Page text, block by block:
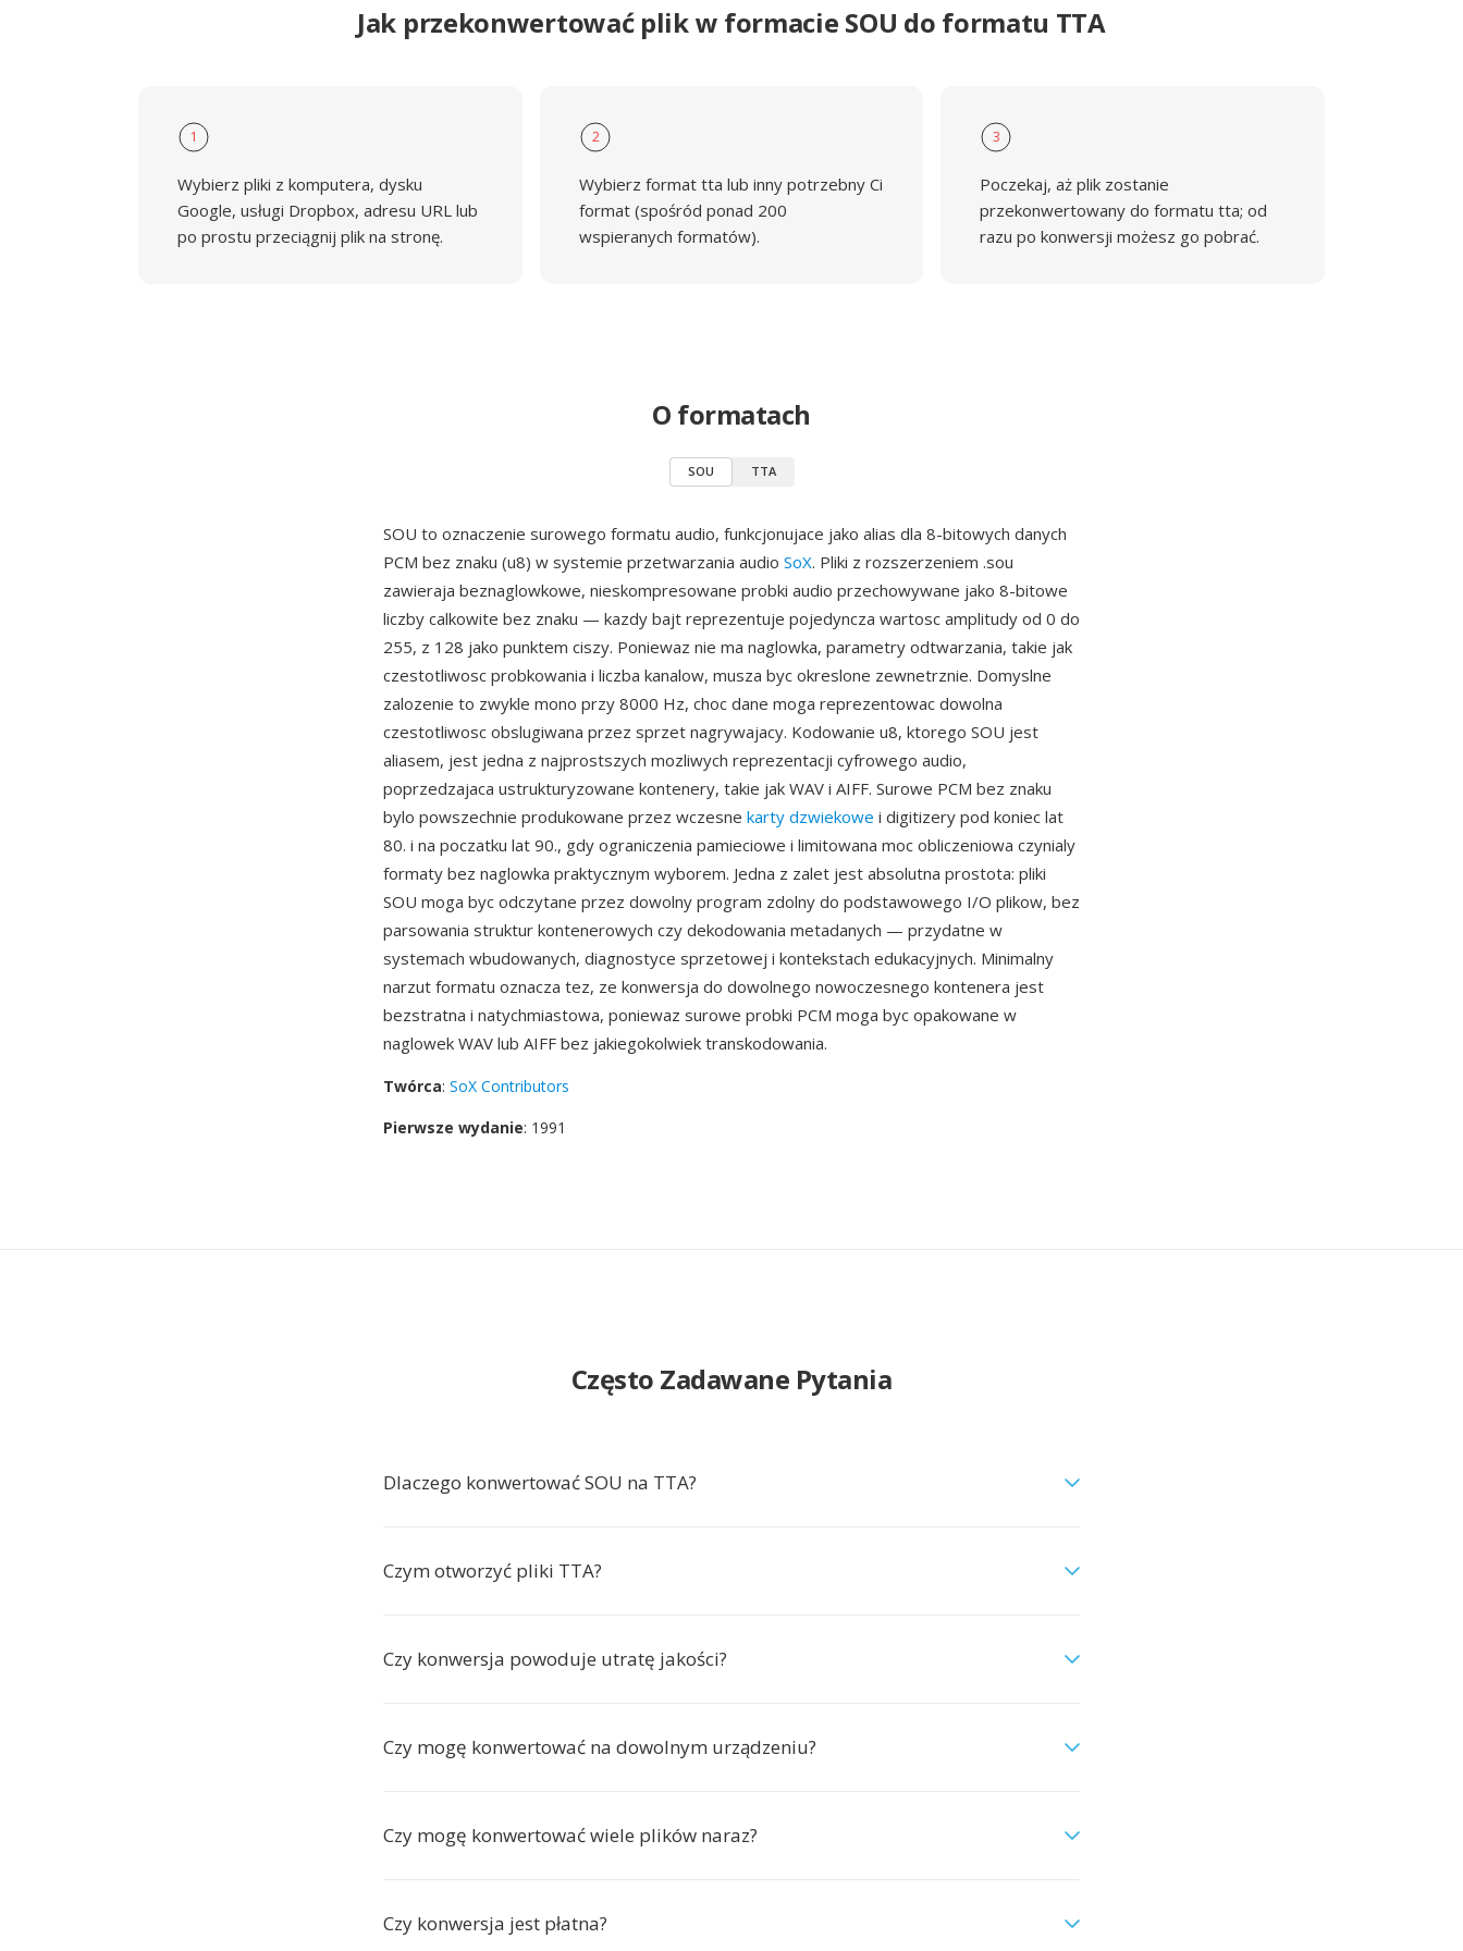
Jak przekonwertować plik w formacie SOU do formatu TTA
1
Wybierz pliki z komputera, dysku
Google, usługi Dropbox, adresu URL lub
po prostu przeciągnij plik na stronę.
2
Wybierz format tta lub inny potrzebny Ci
format (spośród ponad 200
wspieranych formatów).
3
Poczekaj, aż plik zostanie
przekonwertowany do formatu tta; od
razu po konwersji możesz go pobrać.
O formatach
SOU TTA
SOU to oznaczenie surowego formatu audio, funkcjonujace jako alias dla 8-bitowych danych
PCM bez znaku (u8) w systemie przetwarzania audio SoX. Pliki z rozszerzeniem .sou
zawieraja beznaglowkowe, nieskompresowane probki audio przechowywane jako 8-bitowe
liczby calkowite bez znaku — kazdy bajt reprezentuje pojedyncza wartosc amplitudy od 0 do
255, z 128 jako punktem ciszy. Poniewaz nie ma naglowka, parametry odtwarzania, takie jak
czestotliwosc probkowania i liczba kanalow, musza byc okreslone zewnetrznie. Domyslne
zalozenie to zwykle mono przy 8000 Hz, choc dane moga reprezentowac dowolna
czestotliwosc obslugiwana przez sprzet nagrywajacy. Kodowanie u8, ktorego SOU jest
aliasem, jest jedna z najprostszych mozliwych reprezentacji cyfrowego audio,
poprzedzajaca ustrukturyzowane kontenery, takie jak WAV i AIFF. Surowe PCM bez znaku
bylo powszechnie produkowane przez wczesne karty dzwiekowe i digitizery pod koniec lat
80. i na poczatku lat 90., gdy ograniczenia pamieciowe i limitowana moc obliczeniowa czynialy
formaty bez naglowka praktycznym wyborem. Jedna z zalet jest absolutna prostota: pliki
SOU moga byc odczytane przez dowolny program zdolny do podstawowego I/O plikow, bez
parsowania struktur kontenerowych czy dekodowania metadanych — przydatne w
systemach wbudowanych, diagnostyce sprzetowej i kontekstach edukacyjnych. Minimalny
narzut formatu oznacza tez, ze konwersja do dowolnego nowoczesnego kontenera jest
bezstratna i natychmiastowa, poniewaz surowe probki PCM moga byc opakowane w
naglowek WAV lub AIFF bez jakiegokolwiek transkodowania.
Twórca: SoX Contributors
Pierwsze wydanie: 1991
Często Zadawane Pytania
Dlaczego konwertować SOU na TTA?
Czym otworzyć pliki TTA?
Czy konwersja powoduje utratę jakości?
Czy mogę konwertować na dowolnym urządzeniu?
Czy mogę konwertować wiele plików naraz?
Czy konwersja jest płatna?